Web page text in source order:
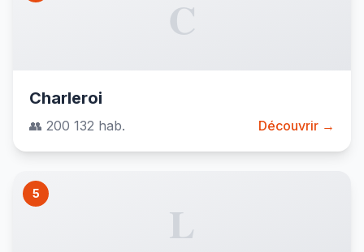
C
Charleroi
👥 200 132 hab. Découvrir →
5
L